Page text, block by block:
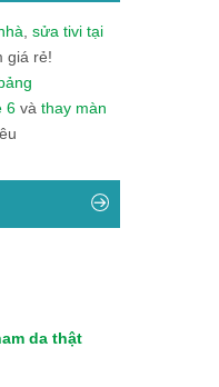
sửa tivi tại
giá rẻ!
6 và thay màn
da thật